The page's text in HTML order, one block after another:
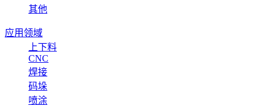
其他
应用领域
上下料
CNC
焊接
码垛
喷涂